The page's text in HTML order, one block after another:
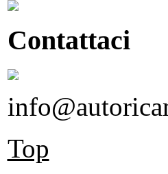
Contattaci
Top